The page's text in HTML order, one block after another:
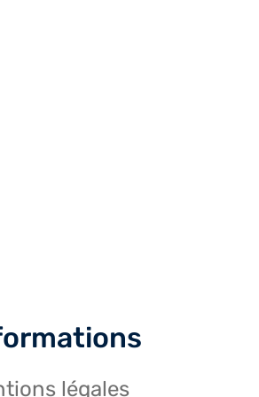
légales